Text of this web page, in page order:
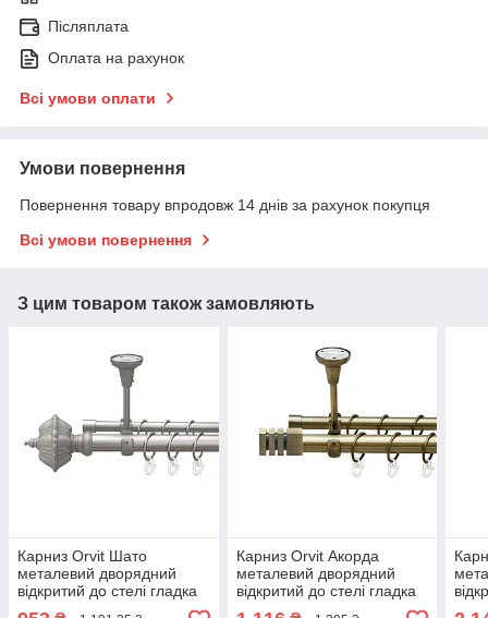
Післяплата
Оплата на рахунок
Всі умови оплати
Умови повернення
Повернення товару впродовж 14 днів за рахунок покупця
Всі умови повернення
З цим товаром також замовляють
Карниз Orvit Шато
металевий дворядний
відкритий до стелі гладка
Карниз Orvit Акорда
металевий дворядний
відкритий до стелі гладка